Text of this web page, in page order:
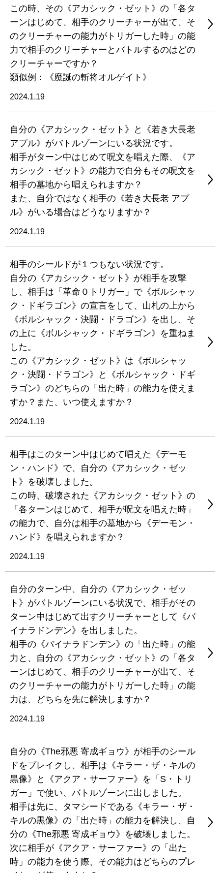
この時、その《アカシック・ゼット》の「各タ
ーンはじめて、相手のクリーチャーが出て、そ
のクリーチャーの能力がトリガーした時」の能
力で相手のクリーチャーとバトルするのはどの
クリーチャーですか？
類似例：《魔誕の斬将オルゲイト》
2024.1.19
自分の《アカシック・ゼット》と《若き大長老
アプル》がバトルゾーンにいる状況です。
相手がターン中はじめて呪文を唱えた際、《ア
カシック・ゼット》の能力で自分もその呪文を
相手の墓地から唱えられますか？
また、自分ではなく相手の《若き大長老 アプ
ル》がいる場合はどうなりますか？
2024.1.19
相手のシールドが１つもない状況です。
自分の《アカシック・ゼット》が相手を攻撃
し、相手は「革命０トリガー」で《ボルシャッ
ク・ドギラゴン》の宣言をして、山札の上から
《ボルシャック・決闘・ドラゴン》を出し、そ
の上に《ボルシャック・ドギラゴン》を重ねま
した。
この《アカシック・ゼット》は《ボルシャッ
ク・決闘・ドラゴン》と《ボルシャック・ドギ
ラゴン》のどちらの「出た時」の能力を使えま
すか？また、いつ使えますか？
2024.1.19
相手はこのターン中はじめて唱えた《デーモ
ン・ハンド》で、自分の《アカシック・ゼッ
ト》を破壊しました。
この時、破壊された《アカシック・ゼット》の
「各ターンはじめて、相手が呪文を唱えた時」
の能力で、自分は相手の墓地から《デーモン・
ハンド》を唱えられますか？
2024.1.19
自分のターン中、自分の《アカシック・ゼッ
ト》がバトルゾーンにいる状況で、相手がその
ターン中はじめて出すクリーチャーとして《バ
イナラドンデン》を出しました。
相手の《バイナラドンデン》の「出た時」の能
力と、自分の《アカシック・ゼット》の「各タ
ーンはじめて、相手のクリーチャーが出て、そ
のクリーチャーの能力がトリガーした時」の能
力は、どちらを先に解決しますか？
2024.1.19
自分の《The邪悪 寄成ギョウ》が相手のシール
ドをブレイクし、相手は《キラー・ザ・キルの
黒像》と《アクア・サーファー》を「S・トリ
ガー」で使い、バトルゾーンに出しました。
相手は先に、タマシードである《キラー・ザ・
キルの黒像》の「出た時」の能力を解決し、自
分の《The邪悪 寄成ギョウ》を破壊しました。
次に相手が《アクア・サーファー》の「出た
時」の能力を使う際、その能力はどちらのプレ